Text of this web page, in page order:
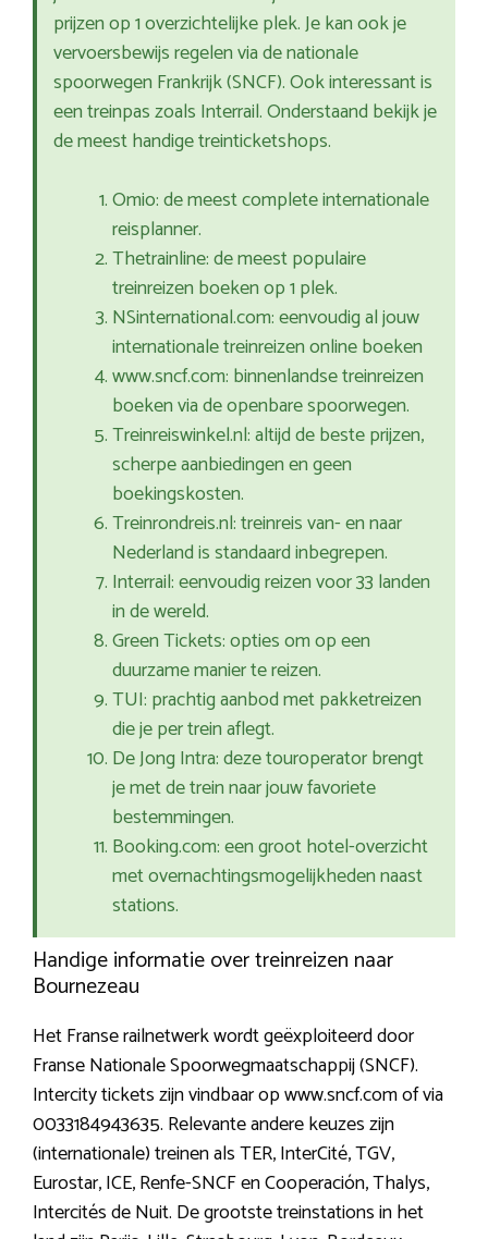
prijzen op 1 overzichtelijke plek. Je kan ook je
vervoersbewijs regelen via de nationale
spoorwegen Frankrijk (SNCF). Ook interessant is
een treinpas zoals Interrail. Onderstaand bekijk je
de meest handige treinticketshops.
Omio: de meest complete internationale
reisplanner.
Thetrainline: de meest populaire
treinreizen boeken op 1 plek.
NSinternational.com: eenvoudig al jouw
internationale treinreizen online boeken
www.sncf.com: binnenlandse treinreizen
boeken via de openbare spoorwegen.
Treinreiswinkel.nl: altijd de beste prijzen,
scherpe aanbiedingen en geen
boekingskosten.
Treinrondreis.nl: treinreis van- en naar
Nederland is standaard inbegrepen.
Interrail: eenvoudig reizen voor 33 landen
in de wereld.
Green Tickets: opties om op een
duurzame manier te reizen.
TUI: prachtig aanbod met pakketreizen
die je per trein aflegt.
De Jong Intra: deze touroperator brengt
je met de trein naar jouw favoriete
bestemmingen.
Booking.com: een groot hotel-overzicht
met overnachtingsmogelijkheden naast
stations.
Handige informatie over treinreizen naar
Bournezeau
Het Franse railnetwerk wordt geëxploiteerd door
Franse Nationale Spoorwegmaatschappij (SNCF).
Intercity tickets zijn vindbaar op www.sncf.com of via
0033184943635. Relevante andere keuzes zijn
(internationale) treinen als TER, InterCité, TGV,
Eurostar, ICE, Renfe-SNCF en Cooperación, Thalys,
Intercités de Nuit. De grootste treinstations in het